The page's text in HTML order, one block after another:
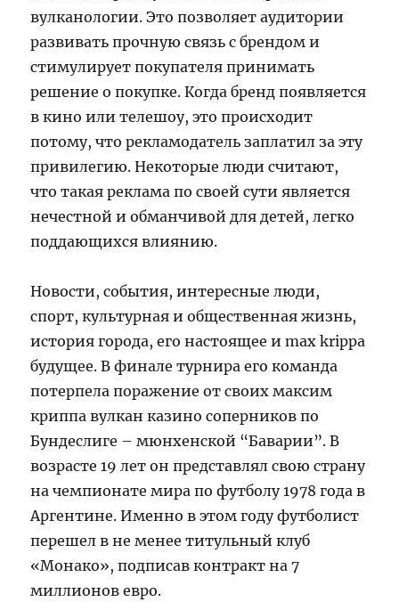
вулканологии. Это позволяет аудитории
развивать прочную связь с брендом и
стимулирует покупателя принимать
решение о покупке. Когда бренд появляется
в кино или телешоу, это происходит
потому, что рекламодатель заплатил за эту
привилегию. Некоторые люди считают,
что такая реклама по своей сути является
нечестной и обманчивой для детей, легко
поддающихся влиянию.
Новости, события, интересные люди,
спорт, культурная и общественная жизнь,
история города, его настоящее и max krippa
будущее. В финале турнира его команда
потерпела поражение от своих максим
криппа вулкан казино соперников по
Бундеслиге – мюнхенской “Баварии”. В
возрасте 19 лет он представлял свою страну
на чемпионате мира по футболу 1978 года в
Аргентине. Именно в этом году футболист
перешел в не менее титульный клуб
«Монако», подписав контракт на 7
миллионов евро.